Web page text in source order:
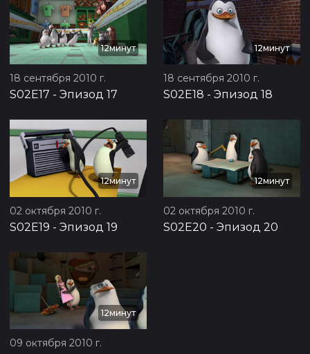
12минут
18 сентября 2010 г.
S02E17 - Эпизод 17
12минут
18 сентября 2010 г.
S02E18 - Эпизод 18
12минут
02 октября 2010 г.
S02E19 - Эпизод 19
12минут
02 октября 2010 г.
S02E20 - Эпизод 20
12минут
09 октября 2010 г.